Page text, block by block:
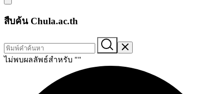
สืบค้น Chula.ac.th
ไม่พบผลลัพธ์สำหรับ ""